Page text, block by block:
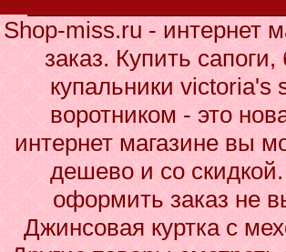
Shop-miss.ru - интернет
заказ. Купить
купальники victoria's
воротником - это
интернет магазине вы
дешево и со
оформить заказ не
Джинсовая куртка с